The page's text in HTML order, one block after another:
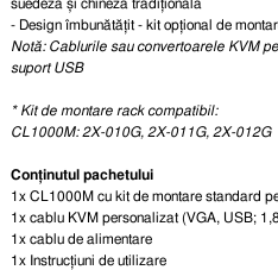
suedeză și chineză tradițională
- Design îmbunătățit - kit opțional de
Notă: Cablurile sau convertoarele KVM
suport USB
* Kit de montare rack compatibil:
CL1000M: 2X-010G, 2X-011G, 2X-012G
Conținutul pachetului
1x CL1000M cu kit de montare standard
1x cablu KVM personalizat (VGA, USB;
1x cablu de alimentare
1x Instrucțiuni de utilizare